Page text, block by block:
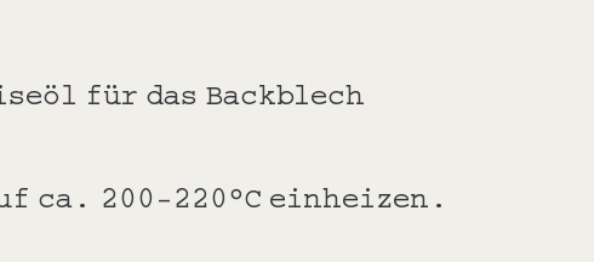
für das Backblech
auf ca. 200-220°C einheizen.